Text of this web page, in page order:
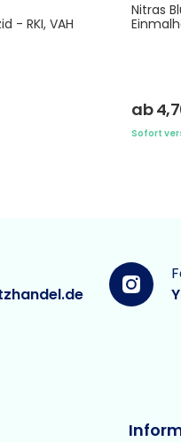
- RKI, VAH
Nitras
ab
Sofort